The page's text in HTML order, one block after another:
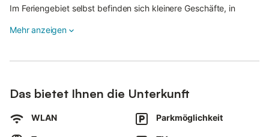
Im Feriengebiet selbst befinden sich kleinere Geschäfte, in
z.B. eine Morgenzeitung und Brötchen.
zahlreiche Einkaufsmöglichkeiten. Die nächst größere Stadt
zu fühlen und sich an der Nordsee ausgiebig zu erholen.
liegt auf einer Halbinsel Friedrichskoog nur circa 1 Autostunde
nordwestlich von Hamburg entfernt. Das Nordseeheilbad
Mehr anzeigen
Das bietet Ihnen die Unterkunft
WLAN Parkmöglichkeit